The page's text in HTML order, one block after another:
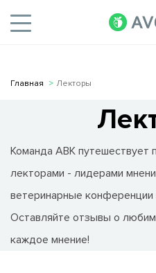
Главная Лекторы
Команда АВК путешествует
лекторами - лидерами
ветеринарные конференции
Оставляйте отзывы о
каждое мнение!